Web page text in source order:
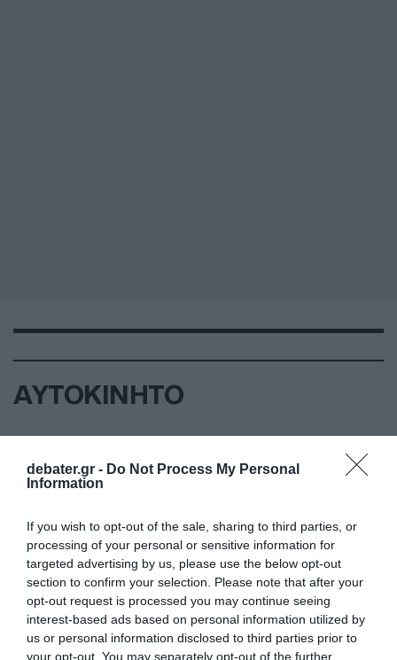
debater.gr - Do Not Process My Personal
Information
If you wish to opt-out of the sale, sharing to third parties, or
processing of your personal or sensitive information for
targeted advertising by us, please use the below opt-out
section to confirm your selection. Please note that after your
opt-out request is processed you may continue seeing
interest-based ads based on personal information utilized by
us or personal information disclosed to third parties prior to
your opt-out. You may separately opt-out of the further
ΑΥΤΟΚΙΝΗΤΟ